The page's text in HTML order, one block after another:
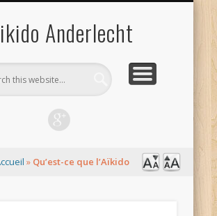
Anderlecht
» Qu’est-ce que l’Aïkido